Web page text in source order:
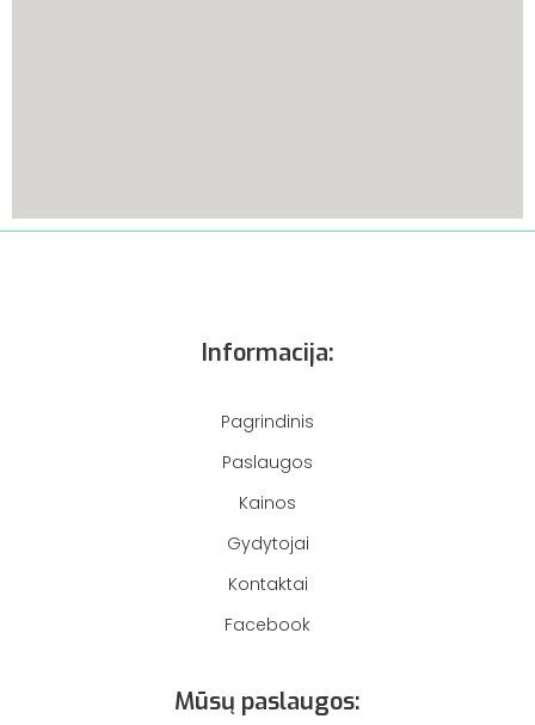
Informacija:
Pagrindinis
Paslaugos
Kainos
Gydytojai
Kontaktai
Facebook
Mūsų paslaugos: